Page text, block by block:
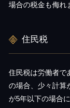
場合の税金も侮れ
住民税
住民税は労働者で
の場合、少々計算
が5年以下の場合